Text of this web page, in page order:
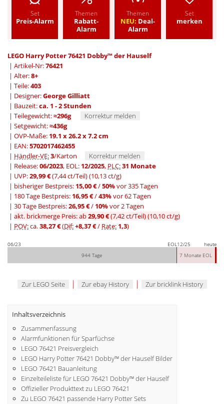
Set
Preis-Alarm
Themen
Rabatt-
Alarm
Themen
NEU: Deal-
Alarm
Set
merken
LEGO Harry Potter 76421 Dobby™ der Hauself
| Artikel-Nr:76421
| Alter:8+
| Teile:403
| Designer:George Gilliatt
| Bauzeit:ca. 1 - 2 Stunden
| Teilegewicht:≈296g
Korrektur melden
| Setgewicht:≈436g
| OVP-Maße: 19.1 x 26.2 x 7.2 cm
| EAN:5702017462455
| Händler-VE:3/Karton
Korrektur melden
| Release:06/2023, EOL: 12/2025, PLC:31 Monate
| UVP:29,99 €(7,44 ct/Teil)(10,13 ct/g)
| bisheriger Bestpreis: 15,00 €/50%vor 335 Tagen
| 180 Tage Bestpreis: 16,95 €/43%vor 62 Tagen
| 30 Tage Bestpreis:26,95 €/ 10%vor 2 Tagen
| akt. brickmerge Preis: ab29,90 €(7,42 ct/Teil)(10,10 ct/g)
| POV:ca.38,27 €(Dif:+8,37 €/ Rate: 1,3)
06/23 EOL 12/25
heute
944 Tage
7 Monate EOL
Zur LEGO Seite | Zur ebay History | Zur bricklink History
Inhaltsverzeichnis
Zusammenfassung
Alarmfunktionen für Sparfüchse
LEGO 76421 Preisvergleich
LEGO Harry Potter 76421 Dobby™ der Hauself Bilder
LEGO 76421 Bauanleitung
Einzelteileliste für LEGO 76421 Dobby™ der Hauself
Offizieller Produkttext zu LEGO 76421
Zu LEGO 76421 passende Harry Potter Sets